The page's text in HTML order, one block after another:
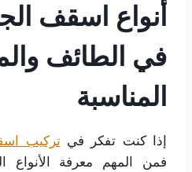
أنواع اسقف
في الطائف
المناسبة
إذا كنت تفكر فيتركيب
فمن المهم معرفة الأنواع